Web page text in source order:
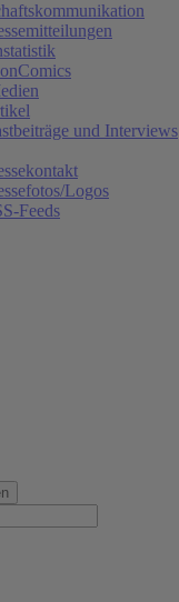
und Interviews
Logos
Feeds